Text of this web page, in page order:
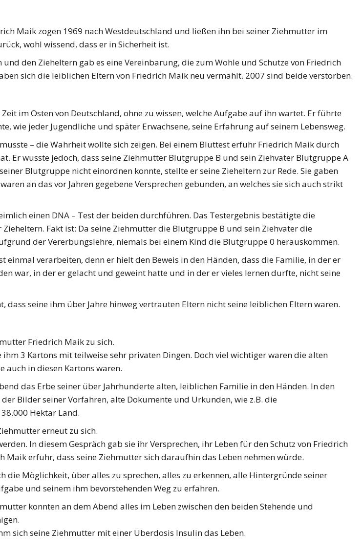
Maik zogen 1969 nach Westdeutschland und ließen ihn bei seiner Ziehmutter im
wohl wissend, dass er in Sicherheit ist.
den Zieheltern gab es eine Vereinbarung, die zum Wohle und Schutze von Friedrich
sich die leiblichen Eltern von Friedrich Maik neu vermählt. 2007 sind beide verstorben.
im Osten von Deutschland, ohne zu wissen, welche Aufgabe auf ihn wartet. Er führte
wie jeder Jugendliche und später Erwachsene, seine Erfahrung auf seinem Lebensweg.
– die Wahrheit wollte sich zeigen. Bei einem Bluttest erfuhr Friedrich Maik durch
Er wusste jedoch, dass seine Ziehmutter Blutgruppe B und sein Ziehvater Blutgruppe A
Blutgruppe nicht einordnen konnte, stellte er seine Zieheltern zur Rede. Sie gaben
an das vor Jahren gegebene Versprechen gebunden, an welches sie sich auch strikt
einen DNA – Test der beiden durchführen. Das Testergebnis bestätigte die
Fakt ist: Da seine Ziehmutter die Blutgruppe B und sein Ziehvater die
der Vererbungslehre, niemals bei einem Kind die Blutgruppe 0 herauskommen.
einmal verarbeiten, denn er hielt den Beweis in den Händen, dass die Familie, in der er
war, in der er gelacht und geweint hatte und in der er vieles lernen durfte, nicht seine
dass seine ihm über Jahre hinweg vertrauten Eltern nicht seine leiblichen Eltern waren.
Friedrich Maik zu sich.
3 Kartons mit teilweise sehr privaten Dingen. Doch viel wichtiger waren die alten
auch in diesen Kartons waren.
das Erbe seiner über Jahrhunderte alten, leiblichen Familie in den Händen. In den
Bilder seiner Vorfahren, alte Dokumente und Urkunden, wie z.B. die
Hektar Land.
erneut zu sich.
In diesem Gespräch gab sie ihr Versprechen, ihr Leben für den Schutz von Friedrich
Maik erfuhr, dass seine Ziehmutter sich daraufhin das Leben nehmen würde.
die Möglichkeit, über alles zu sprechen, alles zu erkennen, alle Hintergründe seiner
und seinem ihm bevorstehenden Weg zu erfahren.
konnten an dem Abend alles im Leben zwischen den beiden Stehende und
sich seine Ziehmutter mit einer Überdosis Insulin das Leben.